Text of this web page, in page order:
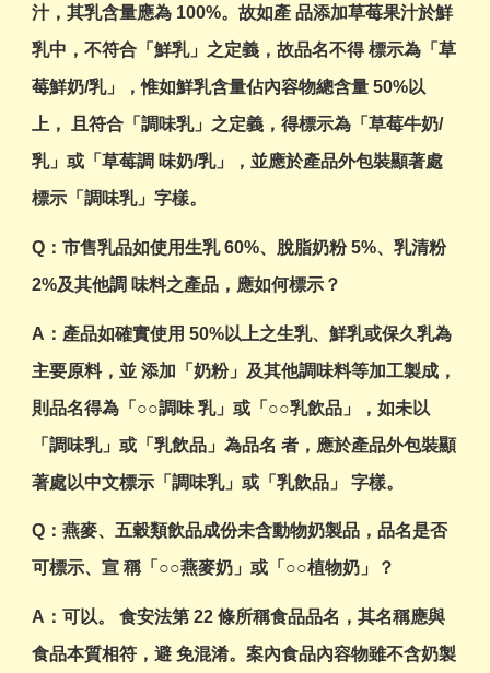
汁，其乳含量應為 100%。故如產 品添加草莓果汁於鮮
乳中，不符合「鮮乳」之定義，故品名不得 標示為「草
莓鮮奶/乳」，惟如鮮乳含量佔內容物總含量 50%以
上， 且符合「調味乳」之定義，得標示為「草莓牛奶/
乳」或「草莓調 味奶/乳」，並應於產品外包裝顯著處
標示「調味乳」字樣。
Q：市售乳品如使用生乳 60%、脫脂奶粉 5%、乳清粉
2%及其他調 味料之產品，應如何標示？
A：產品如確實使用 50%以上之生乳、鮮乳或保久乳為
主要原料，並 添加「奶粉」及其他調味料等加工製成，
則品名得為「○○調味 乳」或「○○乳飲品」，如未以
「調味乳」或「乳飲品」為品名 者，應於產品外包裝顯
著處以中文標示「調味乳」或「乳飲品」 字樣。
Q：燕麥、五穀類飲品成份未含動物奶製品，品名是否
可標示、宣 稱「○○燕麥奶」或「○○植物奶」？
A：可以。 食安法第 22 條所稱食品品名，其名稱應與
食品本質相符，避 免混淆。案內食品內容物雖不含奶製